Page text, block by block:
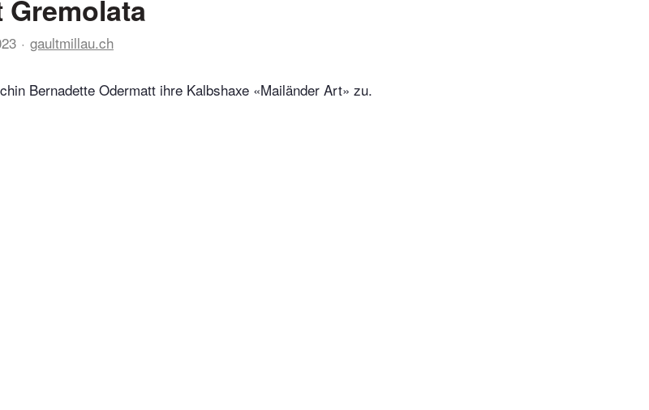
gaultmillau.ch
Bernadette Odermatt ihre Kalbshaxe «Mailänder Art» zu.